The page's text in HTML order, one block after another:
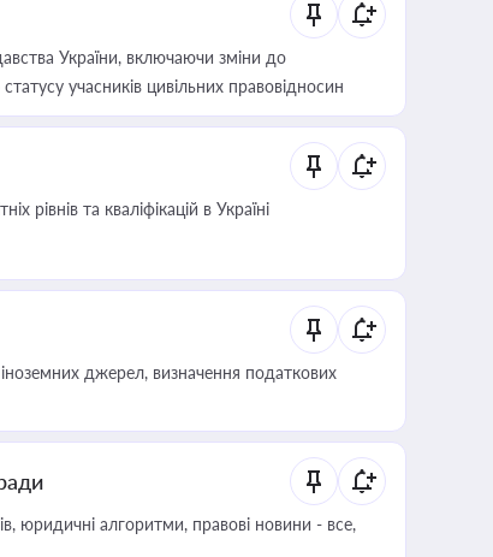
України, включаючи зміни до
учасників цивільних правовідносин
рівнів та кваліфікацій в Україні
джерел, визначення податкових
юридичні алгоритми, правові новини - все,